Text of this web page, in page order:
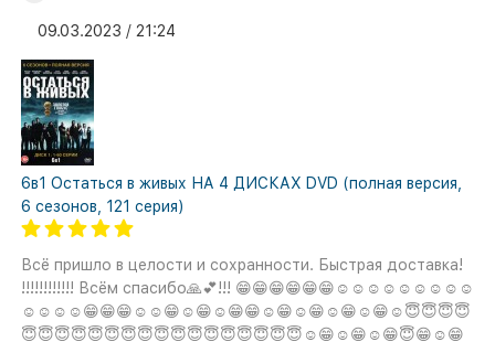
09.03.2023 / 21:24
6в1 Остаться в живых НА 4 ДИСКАХ DVD (полная версия,
6 сезонов, 121 серия)
Всё пришло в целости и сохранности. Быстрая доставка!
!!!!!!!!!!!! Всём спасибо🙏💕!!! 😁😁😁😁😁😁☺☺☺☺☺☺☺☺☺
☺☺☺☺😁😁😁☺☺😁☺😁☺😁😁☺😁☺😁☺😁☺😁☺😇😇😇😇
😇😇😇😇😇😇😇😇😇😇😇😇😇😇😇😇😇☺😁☺😁☺😁😇😁☺😁